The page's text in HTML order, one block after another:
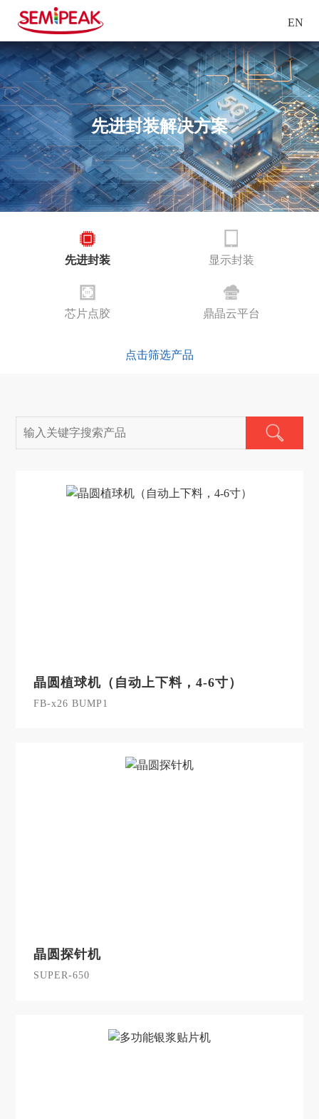
EN
先进封装解决方案
先进封装 显示封装
芯片点胶 鼎晶云平台
点击筛选产品
晶圆植球机（自动上下料，4-6寸）
FB-x26 BUMP1
晶圆探针机
SUPER-650